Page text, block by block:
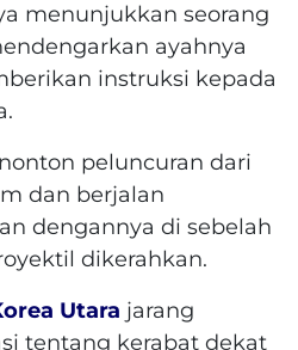
menunjukkan seorang
ayahnya
instruksi kepada
peluncuran dari
dan berjalan
dengannya di sebelah
dikerahkan.
Utara jarang
tentang kerabat dekat